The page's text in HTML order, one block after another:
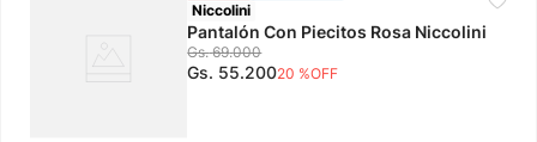
Niccolini
Pantalón Con Piecitos Rosa Niccolini
Gs. 69.000
Gs. 55.20020 %OFF